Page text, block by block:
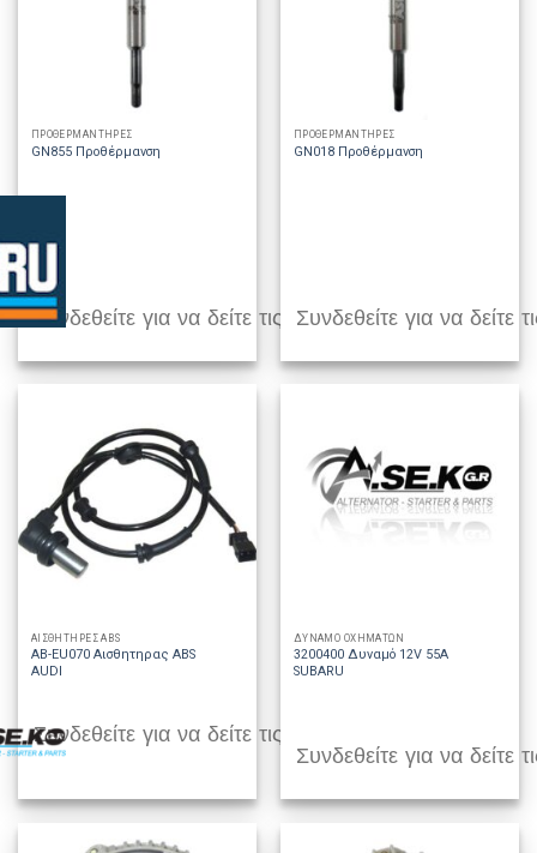
ΠΡΟΘΕΡΜΑΝΤΗΡΕΣ
GN855 Προθέρμανση
Συνδεθείτε για να δείτε τις τιμές
ΠΡΟΘΕΡΜΑΝΤΗΡΕΣ
GN018 Προθέρμανση
Συνδεθείτε για να δείτε
ΑΙΣΘΗΤΗΡΕΣ ABS
AB-EU070 Αισθητηρας ABS
AUDI
Συνδεθείτε για να δείτε τις τιμές
ΔΥΝΑΜΟ ΟΧΗΜΑΤΩΝ
3200400 Δυναμό 12V 55A
SUBARU
Συνδεθείτε για να δείτε